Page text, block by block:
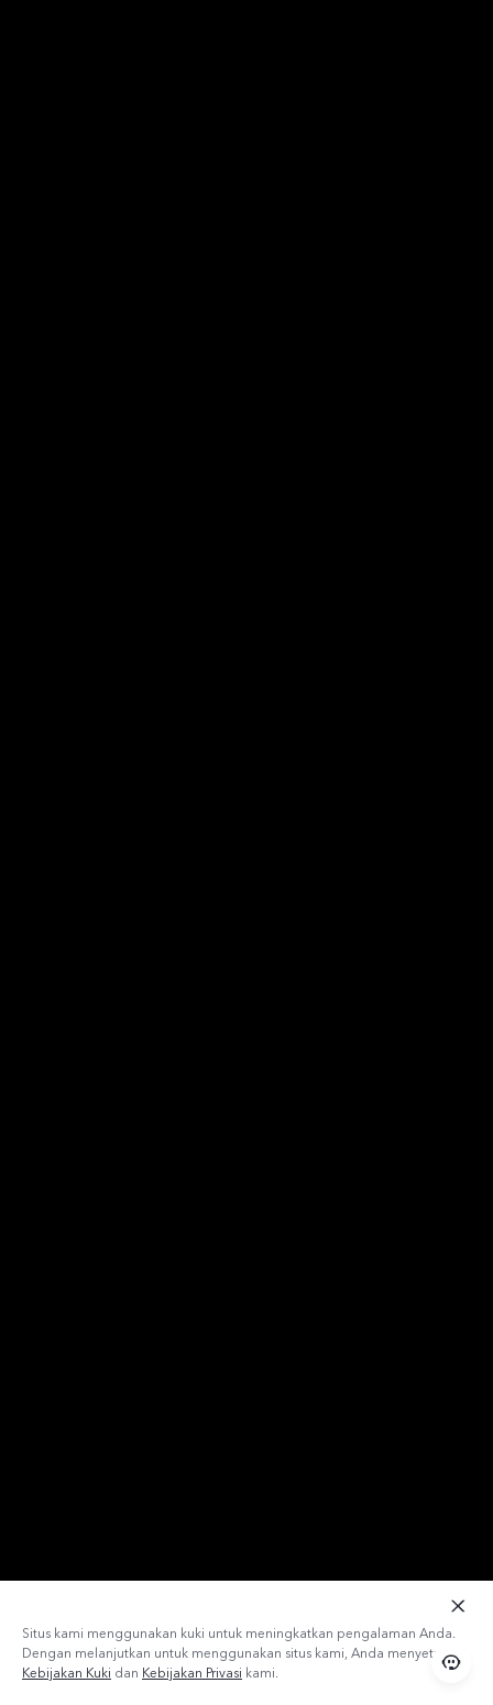
Situs kami menggunakan kuki untuk meningkatkan pengalaman Anda.
Dengan melanjutkan untuk menggunakan situs kami, Anda menyetujui
Kebijakan Kuki dan Kebijakan Privasi kami.